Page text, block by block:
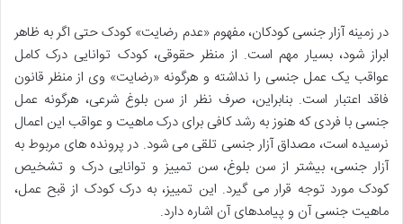
در زمینه آزار جنسی کودکان، مفهوم «عدم رضایت» کودک حتی اگر به ظاهر
ابراز شود، بسیار مهم است. از منظر حقوقی، کودک توانایی درک کامل
عواقب یک عمل جنسی را نداشته و هرگونه «رضایت» وی از منظر قانون
فاقد اعتبار است. بنابراین، صرف نظر از سن بلوغ شرعی، هرگونه عمل
جنسی با فردی که هنوز به رشد کافی برای درک ماهیت و عواقب این اعمال
نرسیده است، مصداق آزار جنسی تلقی می شود. در پرونده های مربوط به
آزار جنسی، بیشتر از سن بلوغ، سن تمییز و توانایی درک و تشخیص
کودک مورد توجه قرار می گیرد. این تمییز، به درک کودک از قبح عمل،
ماهیت جنسی آن و پیامدهای آن اشاره دارد.